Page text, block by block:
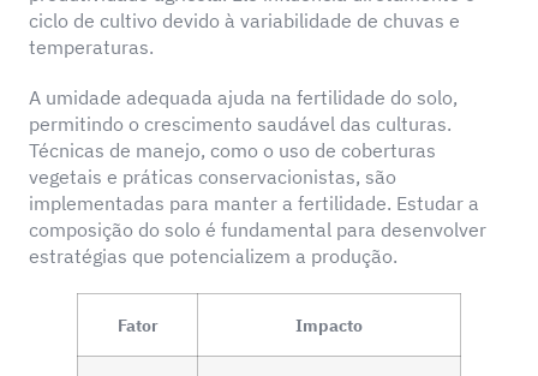
ciclo de cultivo devido à variabilidade de chuvas e
temperaturas.
A umidade adequada ajuda na fertilidade do solo,
permitindo o crescimento saudável das culturas.
Técnicas de manejo, como o uso de coberturas
vegetais e práticas conservacionistas, são
implementadas para manter a fertilidade. Estudar a
composição do solo é fundamental para desenvolver
estratégias que potencializem a produção.
Fator Impacto